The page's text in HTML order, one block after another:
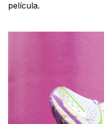
película.